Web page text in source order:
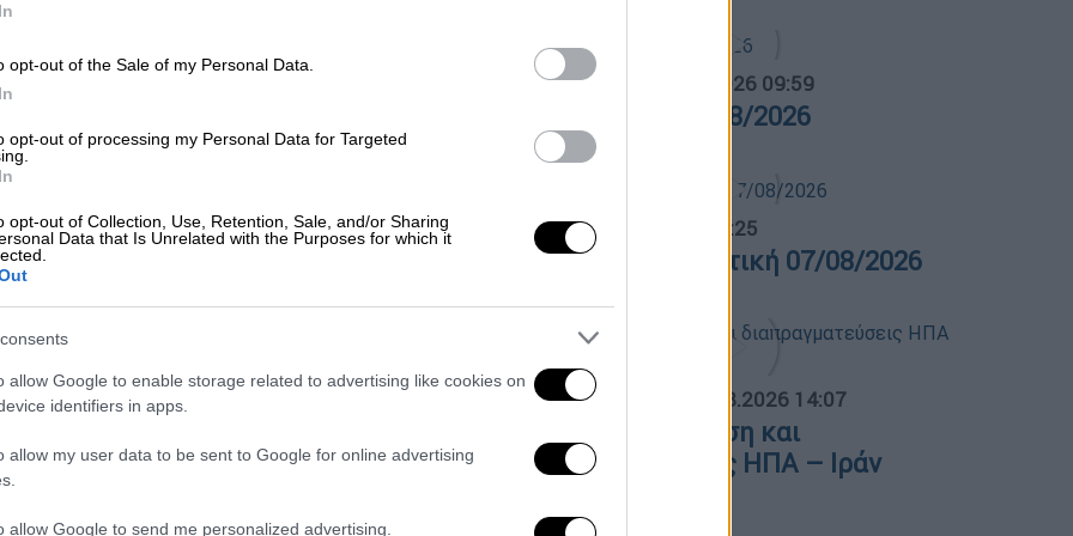
opt-out of the Sale of my Personal Data.
opt-out of processing my Personal Data for Targeted
opt-out of Collection, Use, Retention, Sale, and/or Sharing
Data that Is Unrelated with the Purposes for which it
allow Google to enable storage related to advertising like cookies on
identifiers in apps.
allow my user data to be sent to Google for online advertising
allow Google to send me personalized advertising.
Λαζαρίδη, οι δημοσκοπήσεις που
η παρέμβαση της Ντόρας που
«καθάρισε» την ιστορία
κόμμα Τσίπρα που ζεσταίνει μηχανές
Εκνευρισμός για το retweet
Ώρα Ελλάδος... 07.08.2026 09:59
Ώρα Ελλάδος 07/08/2026
Δελτίο...|07.08.2026 14:25
Δελτίο στη νοηματική 07/08/2026
ΑΠΟΣΠΑΣΜΑΤΑ... 06.08.2026 14:07
Ορμούζ: Κλιμάκωση και
διαπραγματεύσεις ΗΠΑ – Ιράν